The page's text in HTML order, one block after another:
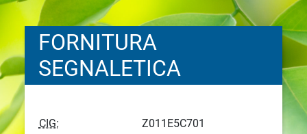
FORNITURA
SEGNALETICA
CIG:
Z011E5C701